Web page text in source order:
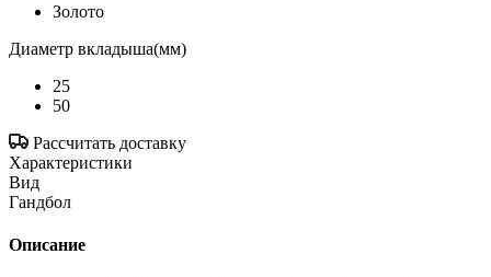
Золото
Диаметр вкладыша(мм)
25
50
Рассчитать доставку
Характеристики
Вид
Гандбол
Описание